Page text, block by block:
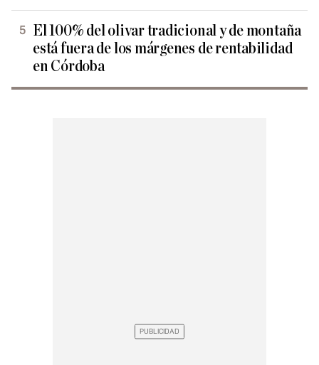
El 100% del olivar tradicional y de montaña
está fuera de los márgenes de rentabilidad
en Córdoba